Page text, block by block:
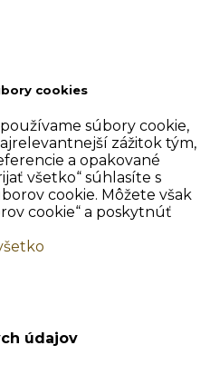
cookies
súbory cookie,
zážitok tým,
a opakované
všetko“ súhlasíte s
cookie. Môžete však
cookie“ a poskytnúť
údajov